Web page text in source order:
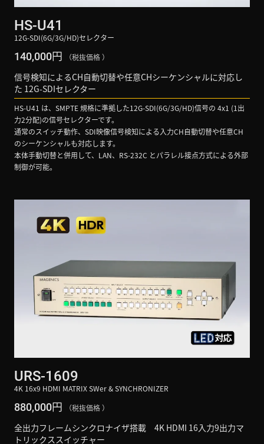
HS-U41
12G-SDI(6G/3G/HD)セレクター
140,000円 （税抜価格 ）
信号検知によるCH自動切替や任意CHシーケンシャルに対応し
た 12G-SDIセレクター
HS-U41 は、SMPTE 規格に準拠した12G-SDI(6G/3G/HD)信号の 4x1 (1出
力2分配)の信号セレクターです。
通常のスイッチ動作、SDI映像信号検知による入力CH自動切替や任意CH
のシーケンシャルも対応します。
本体手動切替と併用して、LAN、RS-232C とパラレル接点方式による外部
制御が可能。
URS-1609
4K 16x9 HDMI MATRIX SWer & SYNCHRONIZER
880,000円 （税抜価格 ）
全出力フレームシンクロナイザ搭載 4K HDMI 16入力9出力マ
トリックススイッチャー